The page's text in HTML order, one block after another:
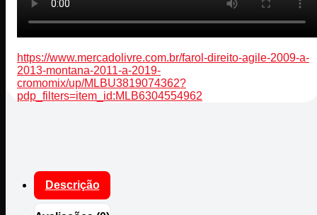
https://www.mercadolivre.com.br/farol-direito-agile-2009-a-
2013-montana-2011-a-2019-
cromomix/up/MLBU3819074362?
pdp_filters=item_id:MLB6304554962
Descrição